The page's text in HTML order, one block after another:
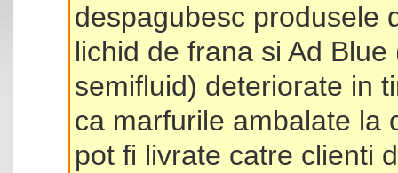
despagubesc produsele
lichid de frana si Ad
semifluid) deteriorate in
ca marfurile ambalate la
pot fi livrate catre clienti